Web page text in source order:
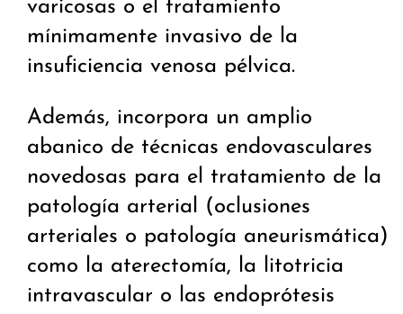
varicosas o el tratamiento
mínimamente invasivo de la
insuficiencia venosa pélvica.
Además, incorpora un amplio
abanico de técnicas endovasculares
novedosas para el tratamiento de la
patología arterial (oclusiones
arteriales o patología aneurismática)
como la aterectomía, la litotricia
intravascular o las endoprótesis